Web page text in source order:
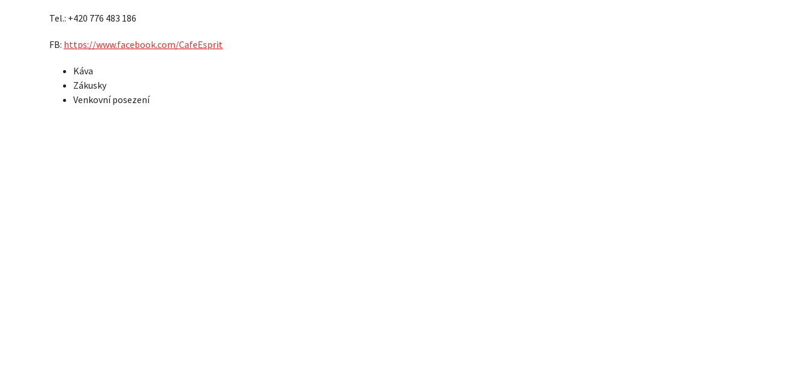
Tel.: +420 776 483 186
FB: https://www.facebook.com/CafeEsprit
Káva
Zákusky
Venkovní posezení